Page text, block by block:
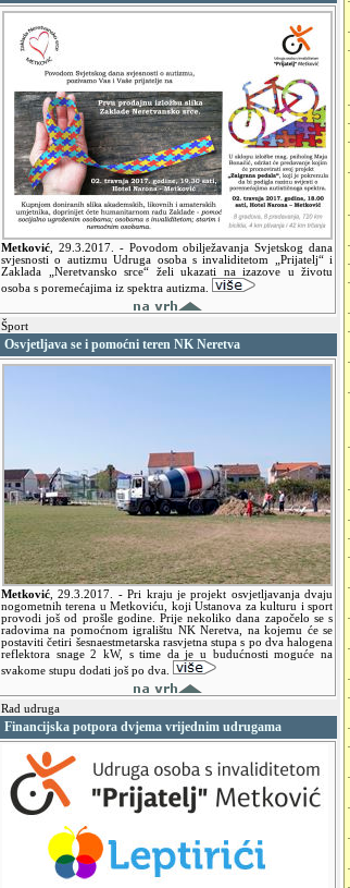
Metković 29.3.2017. - Povodom obilježavanja Svjetskog dana
svjesnosti o autizmu Udruga osoba s invaliditetom „Prijatelj“ i
Zaklada „Neretvansko srce“ želi ukazati na izazove u životu
osoba s poremećajima iz spektra autizma.
Šport
Osvjetljava se i pomoćni teren NK Neretva
Metković ,29.3.2017. - Pri kraju je projekt osvjetljavanja dvaju
nogometnih terena u Metkoviću, koji Ustanova za kulturu i sport
provodi još od prošle godine. Prije nekoliko dana započelo se s
radovima na pomoćnom igralištu NK Neretva, na kojemu će se
postaviti četiri šesnaestmetarska rasvjetna stupa s po dva halogena
reflektora snage 2 kW, s time da je u budućnosti moguće na
svakome stupu dodati još po dva.
Rad udruga
Financijska potpora dvjema vrijednim udrugama